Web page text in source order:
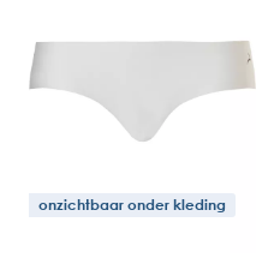
onzichtbaar onder kleding